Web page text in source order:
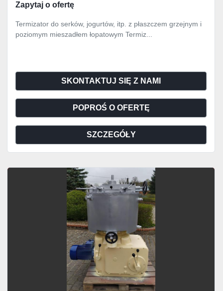
Zapytaj o ofertę
Termizator do serków, jogurtów, itp. z płaszczem grzejnym i
poziomym mieszadłem łopatowym Termiz...
SKONTAKTUJ SIĘ Z NAMI
POPROŚ O OFERTĘ
SZCZEGÓŁY